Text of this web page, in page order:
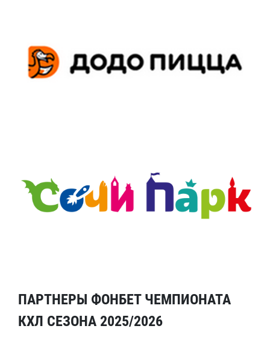
ПАРТНЕРЫ ФОНБЕТ ЧЕМПИОНАТА
КХЛ СЕЗОНА 2025/2026